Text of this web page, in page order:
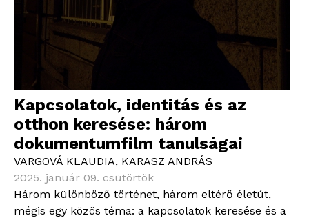
Kapcsolatok, identitás és az
otthon keresése: három
dokumentumfilm tanulságai
VARGOVÁ KLAUDIA, KARASZ ANDRÁS
2025. január 09. csütörtök
Három különböző történet, három eltérő életút,
mégis egy közös téma: a kapcsolatok keresése és a